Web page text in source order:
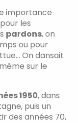
importance
les
pardons, on
ou pour
On dansait
sur le
1950, dans
puis un
des années 70,